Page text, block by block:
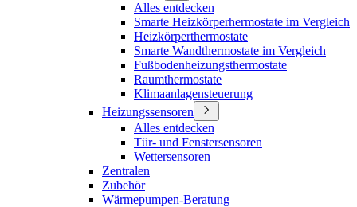
Alles entdecken
Smarte Heizkörperhermostate im Vergleich
Heizkörperthermostate
Smarte Wandthermostate im Vergleich
Fußbodenheizungsthermostate
Raumthermostate
Klimaanlagensteuerung
Heizungssensoren
Alles entdecken
Tür- und Fenstersensoren
Wettersensoren
Zentralen
Zubehör
Wärmepumpen-Beratung